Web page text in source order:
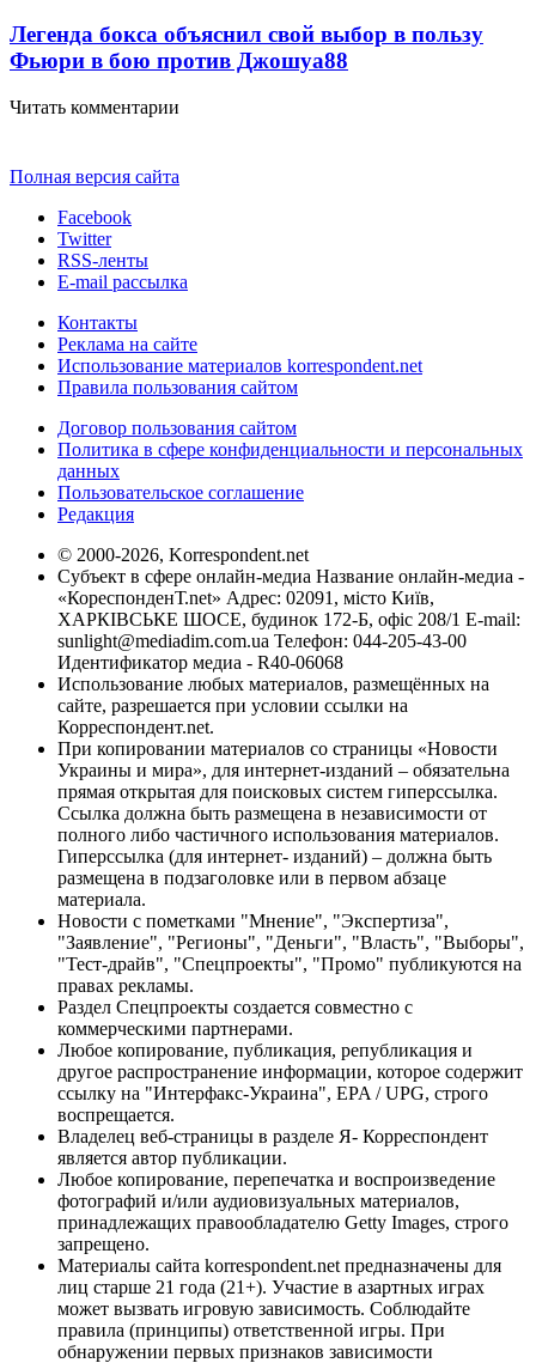
Легенда бокса объяснил свой выбор в пользу
Фьюри в бою против Джошуа88
Читать комментарии
Полная версия сайта
Facebook
Twitter
RSS-ленты
E-mail рассылка
Контакты
Реклама на сайте
Использование материалов korrespondent.net
Правила пользования сайтом
Договор пользования сайтом
Политика в сфере конфиденциальности и персональных
данных
Пользовательское соглашение
Редакция
© 2000-2026, Korrespondent.net
Субъект в сфере онлайн-медиа Название онлайн-медиа -
«КореспонденТ.net» Адрес: 02091, місто Київ,
ХАРКІВСЬКЕ ШОСЕ, будинок 172-Б, офіс 208/1 E-mail:
sunlight@mediadim.com.ua Телефон: 044-205-43-00
Идентификатор медиа - R40-06068
Использование любых материалов, размещённых на
сайте, разрешается при условии ссылки на
Корреспондент.net.
При копировании материалов со страницы «Новости
Украины и мира», для интернет-изданий – обязательна
прямая открытая для поисковых систем гиперссылка.
Ссылка должна быть размещена в независимости от
полного либо частичного использования материалов.
Гиперссылка (для интернет- изданий) – должна быть
размещена в подзаголовке или в первом абзаце
материала.
Новости с пометками "Мнение", "Экспертиза",
"Заявление", "Регионы", "Деньги", "Власть", "Выборы",
"Тест-драйв", "Спецпроекты", "Промо" публикуются на
правах рекламы.
Раздел Спецпроекты создается совместно с
коммерческими партнерами.
Любое копирование, публикация, републикация и
другое распространение информации, которое содержит
ссылку на "Интерфакс-Украина", EPA / UPG, строго
воспрещается.
Владелец веб-страницы в разделе Я- Корреспондент
является автор публикации.
Любое копирование, перепечатка и воспроизведение
фотографий и/или аудиовизуальных материалов,
принадлежащих правообладателю Getty Images, строго
запрещено.
Материалы сайта korrespondent.net предназначены для
лиц старше 21 года (21+). Участие в азартных играх
может вызвать игровую зависимость. Соблюдайте
правила (принципы) ответственной игры. При
обнаружении первых признаков зависимости